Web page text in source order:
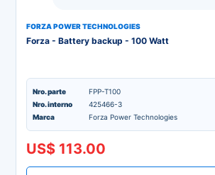
FORZA POWER TECHNOLOGIES
Forza - Battery backup - 100 Watt
Nro. parte
FPP-T100
Nro. interno
425466-3
Marca
Forza Power Technologies
US$ 113.00